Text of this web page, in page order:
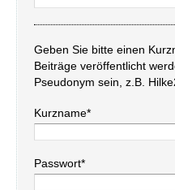
Geben Sie bitte einen
Beiträge veröffentlicht
Pseudonym sein, z.B.
Kurzname*
Passwort*